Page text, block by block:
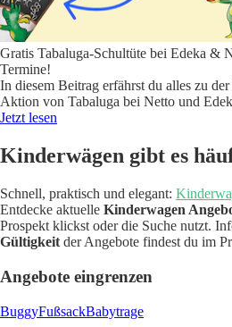
Gratis Tabaluga-Schultüte bei Edeka &
Termine!
In diesem Beitrag erfährst du alles zu
Aktion von Tabaluga bei Netto und
Jetzt lesen
Kinderwägen gibt es
Schnell, praktisch und elegant:
Entdecke aktuelle Kinderwagen
Prospekt klickst oder die Suche nutzt.
Gültigkeit der Angebote findest du im
Angebote eingrenzen
BuggyFußsackBabytrage